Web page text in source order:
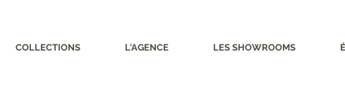
COLLECTIONS L'AGENCE LES SHOWROOMS